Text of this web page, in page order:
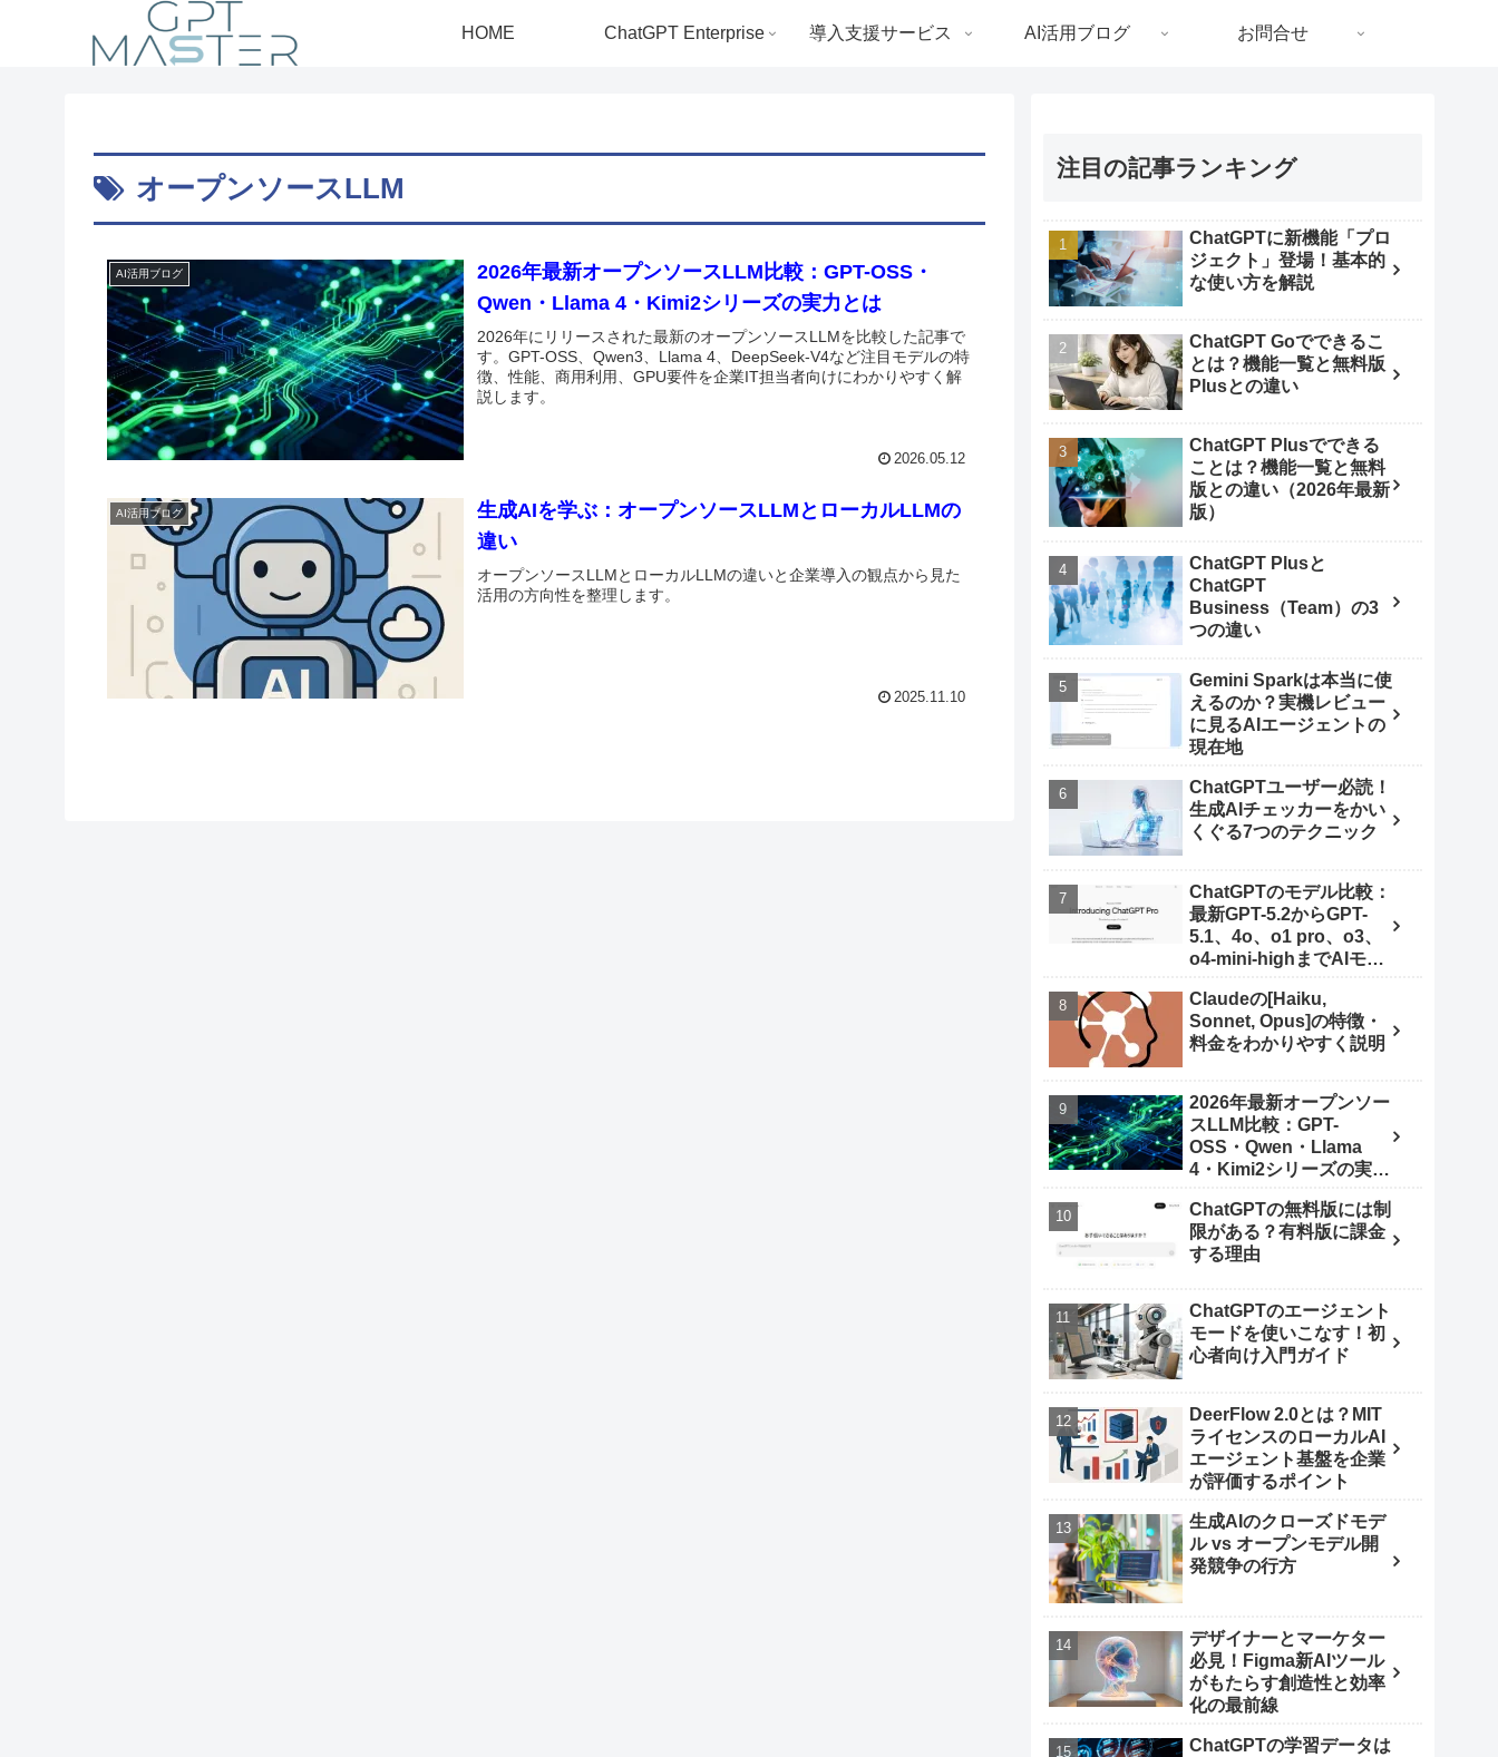
HOME ChatGPT Enterprise 導入支援サービス AI活用ブログ お問合せ
オープンソースLLM
AI活用ブログ
2026年最新オープンソースLLM比較：GPT-OSS・
Qwen・Llama 4・Kimi2シリーズの実力とは
2026年にリリースされた最新のオープンソースLLMを比較した記事で
す。GPT-OSS、Qwen3、Llama 4、DeepSeek-V4など注目モデルの特
徴、性能、商用利用、GPU要件を企業IT担当者向けにわかりやすく解
説します。
2026.05.12
AI活用ブログ
生成AIを学ぶ：オープンソースLLMとローカルLLMの
違い
オープンソースLLMとローカルLLMの違いと企業導入の観点から見た
活用の方向性を整理します。
2025.11.10
注目の記事ランキング
ChatGPTに新機能「プロ
ジェクト」登場！基本的
な使い方を解説
ChatGPT Goでできるこ
とは？機能一覧と無料版
Plusとの違い
ChatGPT Plusでできる
ことは？機能一覧と無料
版との違い（2026年最新
版）
ChatGPT Plusと
ChatGPT
Business（Team）の3
つの違い
Gemini Sparkは本当に使
えるのか？実機レビュー
に見るAIエージェントの
現在地
ChatGPTユーザー必読！
生成AIチェッカーをかい
くぐる7つのテクニック
ChatGPTのモデル比較：
最新GPT-5.2からGPT-
5.1、4o、o1 pro、o3、
o4-mini-highまでAIモデ
Claudeの[Haiku,
Sonnet, Opus]の特徴・
料金をわかりやすく説明
2026年最新オープンソー
スLLM比較：GPT-
OSS・Qwen・Llama
4・Kimi2シリーズの実力
ChatGPTの無料版には制
限がある？有料版に課金
する理由
ChatGPTのエージェント
モードを使いこなす！初
心者向け入門ガイド
DeerFlow 2.0とは？MIT
ライセンスのローカルAI
エージェント基盤を企業
が評価するポイント
生成AIのクローズドモデ
ル vs オープンモデル開
発競争の行方
デザイナーとマーケター
必見！Figma新AIツール
がもたらす創造性と効率
化の最前線
ChatGPTの学習データは